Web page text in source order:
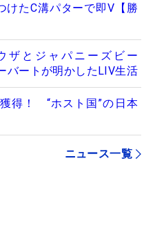
けたC溝パターで即V【勝
ザとジャパニーズビー
バートが明かしたLIV生活
得！ “ホスト国”の日本
ニュース一覧